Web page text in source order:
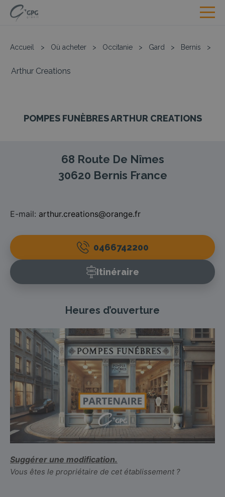
Accueil > Où acheter > Occitanie > Gard > Bernis >
Arthur Creations
POMPES FUNÈBRES ARTHUR CREATIONS
68 Route De Nîmes
30620 Bernis France
E-mail: arthur.creations@orange.fr
0466742200
Itinéraire
Heures d’ouverture
Suggérer une modification.
Vous êtes le propriétaire de cet établissement ?